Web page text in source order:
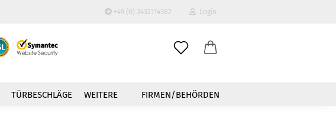
+49 (0) 3432114382 Login
TÜRBESCHLÄGE FIRMEN/BEHÖRDEN
WEITERE